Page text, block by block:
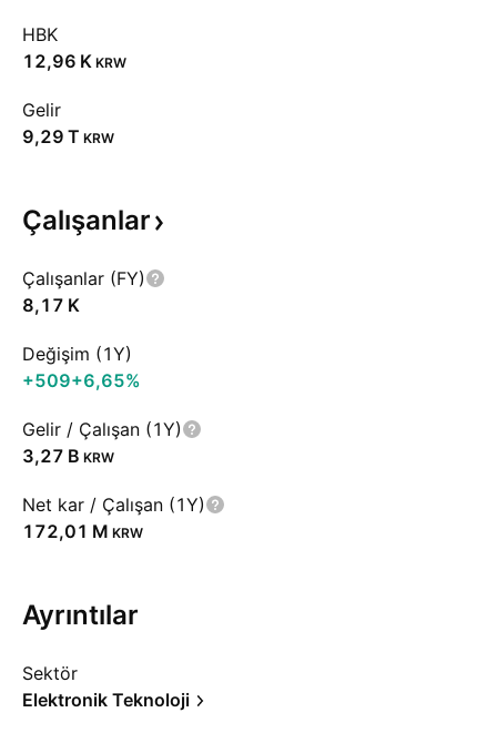
HBK
‪12,96 K‬ KRW
Gelir
‪9,29 T‬ KRW
Çalışanlar
Çalışanlar (FY)
‪8,17 K‬
Değişim (1Y)
+509+6,65%
Gelir / Çalışan (1Y)
‪3,27 B‬ KRW
Net kar / Çalışan (1Y)
‪172,01 M‬ KRW
Ayrıntılar
Sektör
Elektronik Teknoloji